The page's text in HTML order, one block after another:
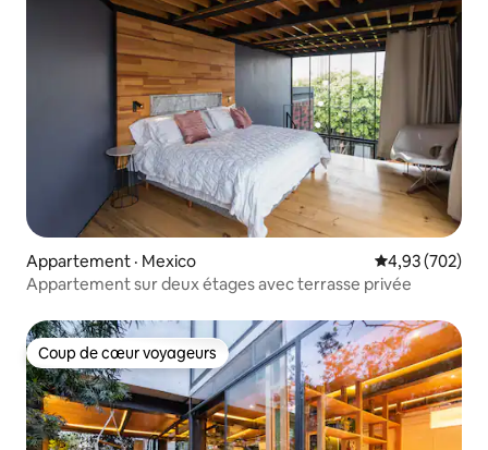
Appartement · Mexico Note
4,93 (702)
Appartement sur deux étages avec terrasse privée
Coup de cœur voyageurs
Coup de cœur voyageurs